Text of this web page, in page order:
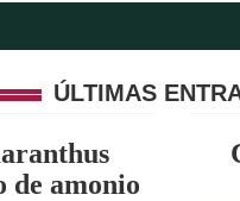
ÚLTIMAS
de amonio